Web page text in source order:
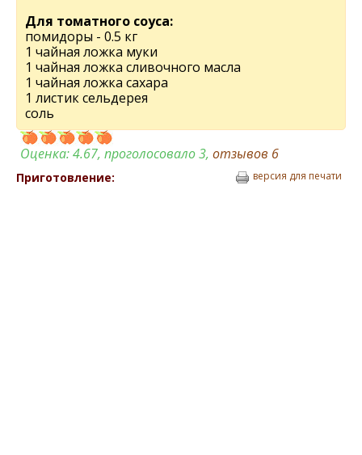
Для томатного соуса:
помидоры - 0.5 кг
1 чайная ложка муки
1 чайная ложка сливочного масла
1 чайная ложка сахара
1 листик сельдерея
соль
Оценка:4.67, проголосовало 3, отзывов 6
Приготовление: версия для печати